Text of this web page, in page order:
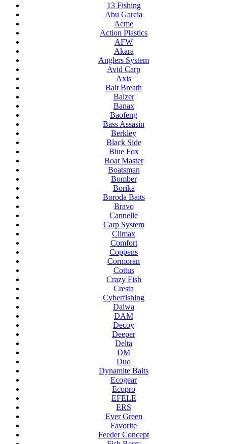
13 Fishing
Abu Garcia
Acme
Action Plastics
AFW
Akara
Anglers System
Avid Carp
Axis
Bait Breath
Balzer
Banax
Baofeng
Bass Assasin
Berkley
Black Side
Blue Fox
Boat Master
Boatsman
Bomber
Borika
Boroda Baits
Bravo
Cannelle
Carp System
Climax
Comfort
Coppens
Cormoran
Cottus
Crazy Fish
Cresta
Cyberfishing
Daiwa
DAM
Decoy
Deeper
Delta
DM
Duo
Dynamite Baits
Ecogear
Ecopro
EFELE
ERS
Ever Green
Favorite
Feeder Concept